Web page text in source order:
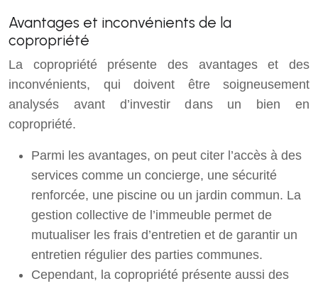
Avantages et inconvénients de la
copropriété
La copropriété présente des avantages et des
inconvénients, qui doivent être soigneusement
analysés avant d’investir dans un bien en
copropriété.
Parmi les avantages, on peut citer l’accès à des
services comme un concierge, une sécurité
renforcée, une piscine ou un jardin commun. La
gestion collective de l’immeuble permet de
mutualiser les frais d’entretien et de garantir un
entretien régulier des parties communes.
Cependant, la copropriété présente aussi des